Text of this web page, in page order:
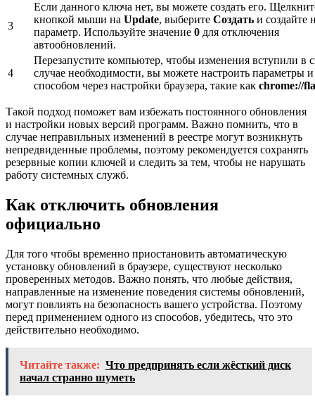
3
Если данного ключа нет, вы можете создать его.
кнопкой мыши на Update, выберите Создать и создайте
параметр. Используйте значение 0 для отключения
автообновлений.
4
Перезапустите компьютер, чтобы изменения вступили в
случае необходимости, вы можете настроить параметры
способом через настройки браузера, такие как chrome://
Такой подход поможет вам избежать постоянного обновления
и настройки новых версий программ. Важно помнить, что в
случае неправильных изменений в реестре могут возникнуть
непредвиденные проблемы, поэтому рекомендуется сохранять
резервные копии ключей и следить за тем, чтобы не нарушать
работу системных служб.
Как отключить обновления
официально
Для того чтобы временно приостановить автоматическую
установку обновлений в браузере, существуют несколько
проверенных методов. Важно понять, что любые действия,
направленные на изменение поведения системы обновлений,
могут повлиять на безопасность вашего устройства. Поэтому
перед применением одного из способов, убедитесь, что это
действительно необходимо.
Читайте также: Что предпринять если жёсткий диск
начал странно шуметь